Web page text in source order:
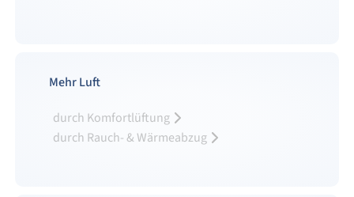
Mehr Luft
durch Komfortlüftung
durch Rauch- & Wärmeabzug